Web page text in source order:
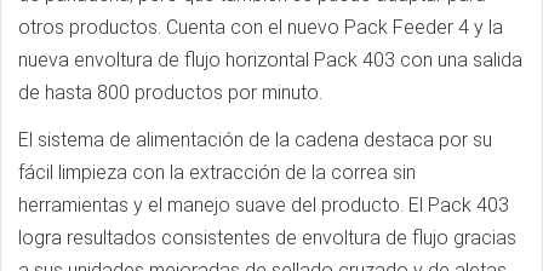
otros productos. Cuenta con el nuevo Pack Feeder 4 y la
nueva envoltura de flujo horizontal Pack 403 con una salida
de hasta 800 productos por minuto.
El sistema de alimentación de la cadena destaca por su
fácil limpieza con la extracción de la correa sin
herramientas y el manejo suave del producto. El Pack 403
logra resultados consistentes de envoltura de flujo gracias